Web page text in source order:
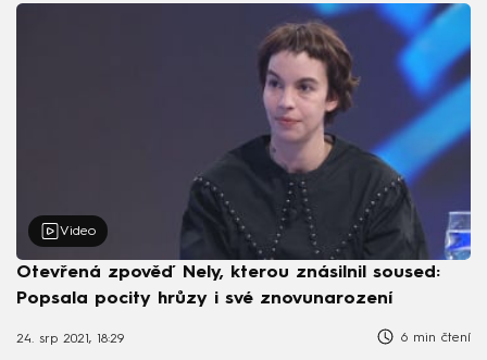
Video
Otevřená zpověď Nely, kterou znásilnil soused:
Popsala pocity hrůzy i své znovunarození
24. srp 2021, 18:29 6 min čtení